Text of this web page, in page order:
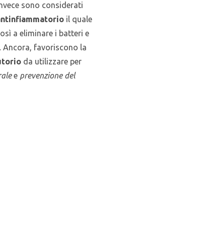
sono considerati
il quale
a eliminare i batteri e
Ancora, favoriscono la
da utilizzare per
e prevenzione del